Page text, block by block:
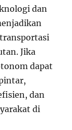
dan
Jika
dapat
dan
di